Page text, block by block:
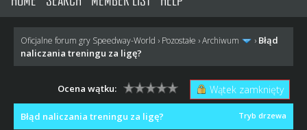
Oficjalne forum gry Speedway-World › Pozostałe ›Archiwum › Błąd
naliczania treningu za ligę?
Wątek zamknięty
Ocena wątku:
Tryb drzewa
Błąd naliczania treningu za ligę?